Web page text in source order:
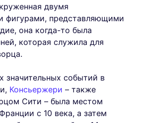
двумя
фигурами, представляющими
она когда-то была
которая служила для
значительных событий в
Консьержери – также
Сити – была местом
с 10 века, а затем